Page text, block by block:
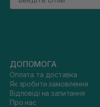
ДОПОМОГА
Оплата та доставка
Як зробити замовлення
Відповіді на запитання
Про нас